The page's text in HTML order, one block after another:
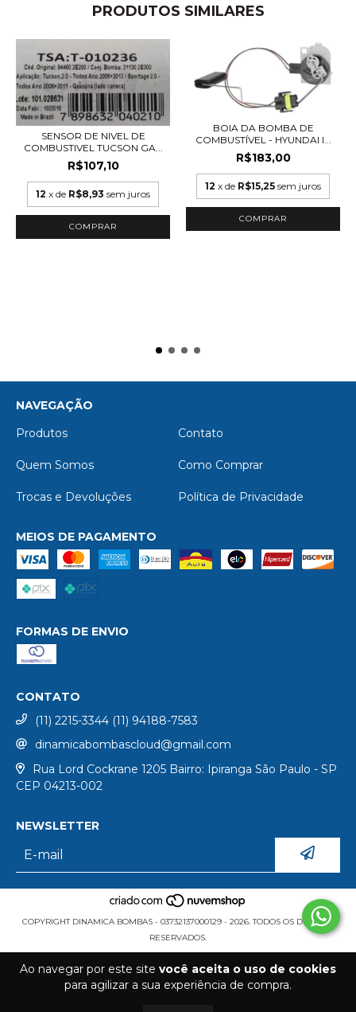
Ao navegar por este site você aceita o uso de cookies
para agilizar a sua experiência de compra.
PRODUTOS SIMILARES
SENSOR DE NIVEL DE
COMBUSTIVEL TUCSON GA...
R$107,10
12 x de R$8,93 sem juros
BOIA DA BOMBA DE
COMBUSTÍVEL - HYUNDAI I...
R$183,00
12 x de R$15,25 sem juros
NAVEGAÇÃO
Produtos
Contato
Quem Somos Como Comprar
Trocas e Devoluções Política de Privacidade
MEIOS DE PAGAMENTO
FORMAS DE ENVIO
CONTATO
(11) 2215-3344 (11) 94188-7583
dinamicabombascloud@gmail.com
Rua Lord Cockrane 1205 Bairro: Ipiranga São Paulo - SP
CEP 04213-002
NEWSLETTER
COPYRIGHT DINAMICA BOMBAS - 03732137000129 - 2026. TODOS OS DIREITOS
RESERVADOS.